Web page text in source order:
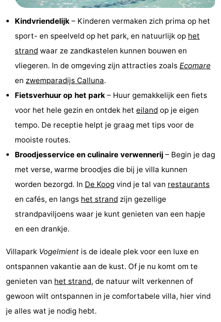
Molens
Uitkijkpunten
Rondvaarten
Boerderijen
-
Speeltuinen
Minigolfbanen
Natuur
Rondleidingen
Sporten
Zwembaden
Fietsen
-
Wandelen
-
Paardrijden
-
Surfen
-
Kindvriendelijk – Kinderen vermaken zich prima op het
sport- en speelveld op het park, en natuurlijk op het
strand waar ze zandkastelen kunnen bouwen en
vliegeren. In de omgeving zijn attracties zoals Ecomare
en zwemparadijs Calluna.
Fietsverhuur op het park – Huur gemakkelijk een fiets
voor het hele gezin en ontdek het eiland op je eigen
tempo. De receptie helpt je graag met tips voor de
mooiste routes.
Broodjesservice en culinaire verwennerij – Begin je dag
met verse, warme broodjes die bij je villa kunnen
worden bezorgd. In De Koog vind je tal van restaurants
en cafés, en langs het strand zijn gezellige
strandpaviljoens waar je kunt genieten van een hapje
en een drankje.
Villapark Vogelmient is de ideale plek voor een luxe en
ontspannen vakantie aan de kust. Of je nu komt om te
genieten van het strand, de natuur wilt verkennen of
gewoon wilt ontspannen in je comfortabele villa, hier vind
je alles wat je nodig hebt.